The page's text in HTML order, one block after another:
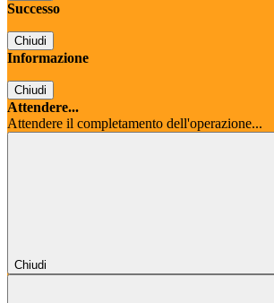
Successo
Chiudi
Informazione
Chiudi
Attendere...
Attendere il completamento dell'operazione...
Chiudi